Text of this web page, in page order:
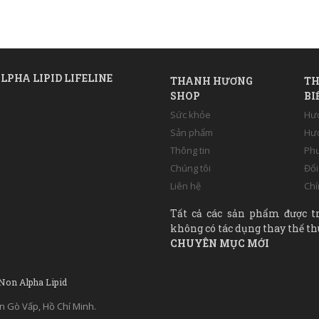
LIPID LIFELINE
Alpha Lipid
Gò Vấp, Hồ Chí Minh.
THANH HƯƠNG
SHOP
Sức khỏe
Sản phẩm
Thông tin
Chúng tôi
Liên hệ
Tất cả các sản phẩm
không có tác dụng thay thế
CHUYÊN MỤC MỚI